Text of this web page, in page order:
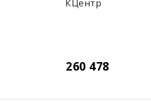
КЦентр
260 478